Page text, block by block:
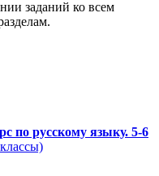
заданий ко всем
по русскому языку. 5-6